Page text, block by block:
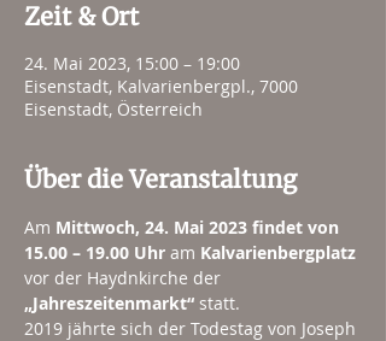
Zeit & Ort
24. Mai 2023, 15:00 – 19:00
Eisenstadt, Kalvarienbergpl., 7000
Eisenstadt, Österreich
Über die Veranstaltung
Am Mittwoch, 24. Mai 2023 findet von
15.00 – 19.00 Uhr am Kalvarienbergplatz
vor der Haydnkirche der
„Jahreszeitenmarkt“ statt.
2019 jährte sich der Todestag von Joseph